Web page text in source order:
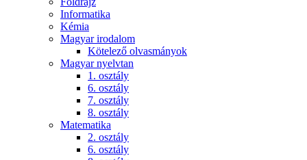
Informatika
Kémia
Magyar irodalom
Kötelező olvasmányok
Magyar nyelvtan
1. osztály
6. osztály
7. osztály
8. osztály
Matematika
2. osztály
6. osztály